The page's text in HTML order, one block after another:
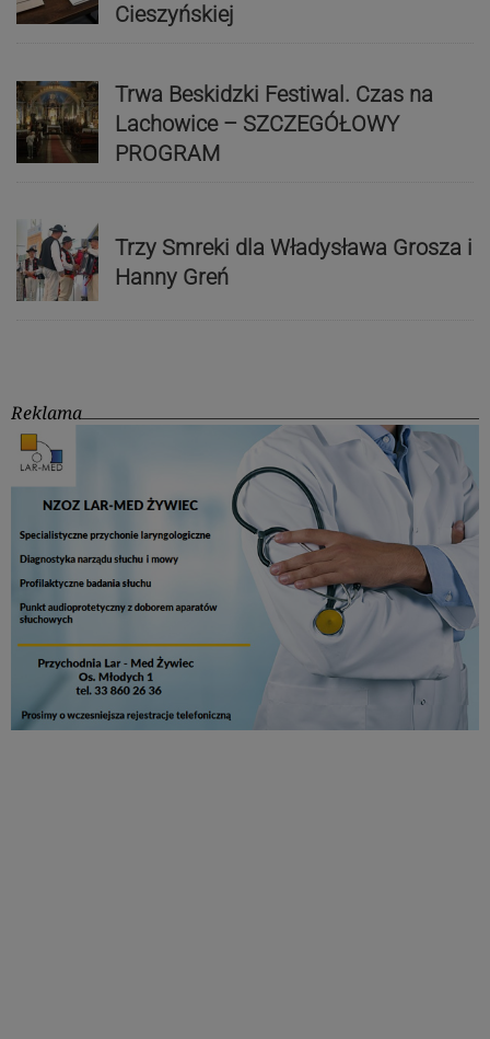
Cieszyńskiej
Trwa Beskidzki Festiwal. Czas na
Lachowice – SZCZEGÓŁOWY
PROGRAM
Trzy Smreki dla Władysława Grosza i
Hanny Greń
Reklama